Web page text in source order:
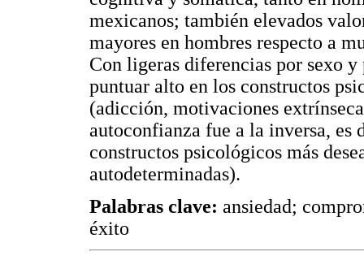
mexicanos; también elevados
mayores en hombres respecto a
Con ligeras diferencias por sexo
puntuar alto en los constructos
(adicción, motivaciones
autoconfianza fue a la inversa,
constructos psicológicos más
autodeterminadas).
Palabras clave: ansiedad;
éxito